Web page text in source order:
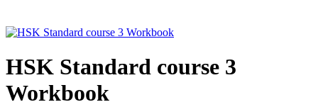
HSK Standard course 3
Workbook